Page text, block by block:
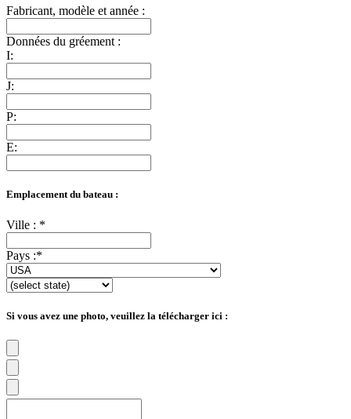
Fabricant, modèle et année :
Données du gréement :
I:
J:
P:
E:
Emplacement du bateau :
Ville : *
Pays :*
Si vous avez une photo, veuillez la télécharger ici :